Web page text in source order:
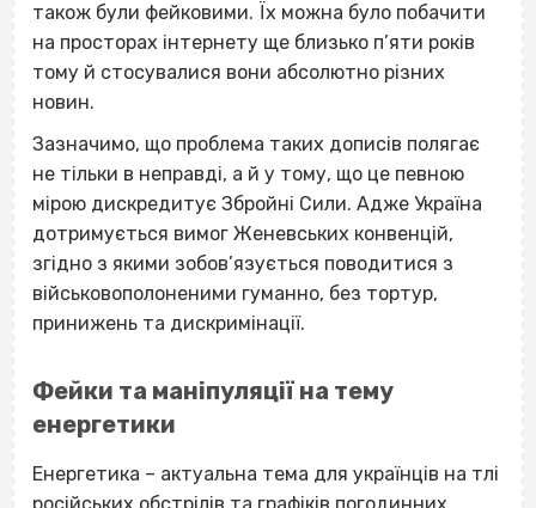
також були фейковими. Їх можна було побачити
на просторах інтернету ще близько п’яти років
тому й стосувалися вони абсолютно різних
новин.
Зазначимо, що проблема таких дописів полягає
не тільки в неправді, а й у тому, що це певною
мірою дискредитує Збройні Сили. Адже Україна
дотримується вимог Женевських конвенцій,
згідно з якими зобов’язується поводитися з
військовополоненими гуманно, без тортур,
принижень та дискримінації.
Фейки та маніпуляції на тему
енергетики
Енергетика – актуальна тема для українців на тлі